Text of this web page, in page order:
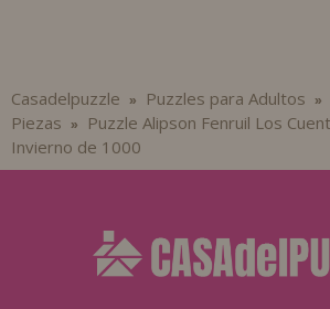
Casadelpuzzle » Puzzles para Adultos »
Piezas »
Puzzle Alipson Fenruil Los
Invierno de 1000